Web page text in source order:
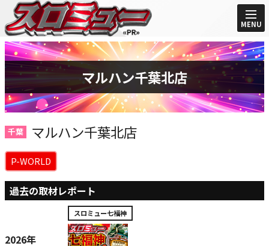
MENU
マルハン千葉北店
千葉 マルハン千葉北店
P-WORLD
過去の取材レポート
2026年
スロミュー七福神